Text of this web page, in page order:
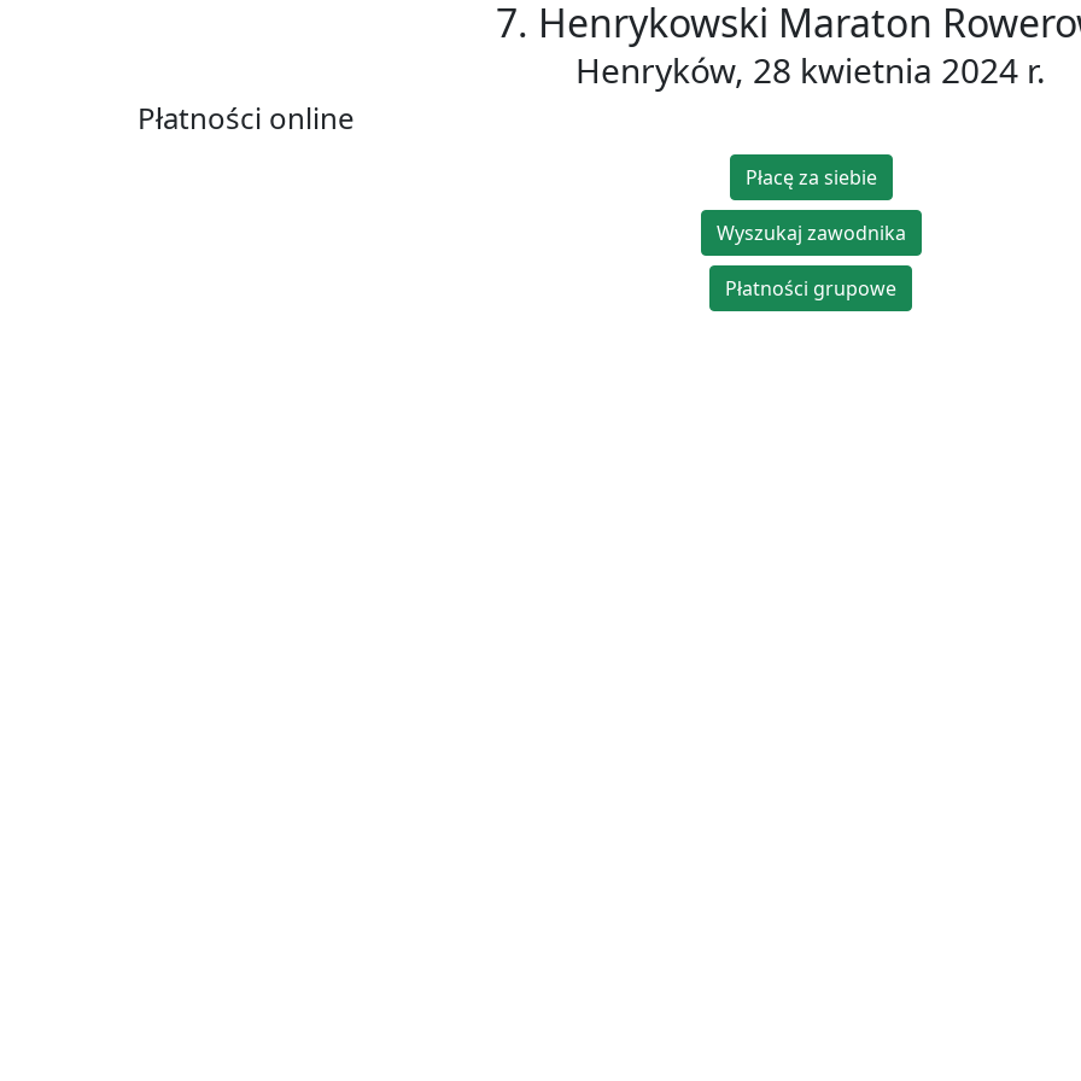
7. Henrykowski Maraton
Henryków, 28 kwietnia 2024 r.
Płatności online